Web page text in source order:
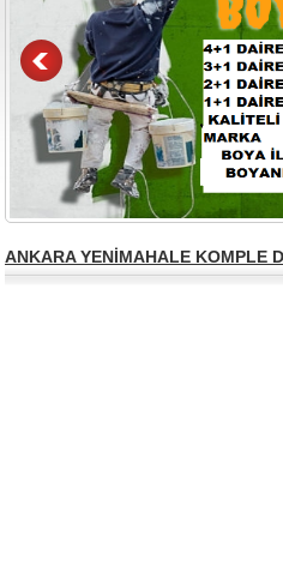
ANKARA YENİMAHALE KOMPLE